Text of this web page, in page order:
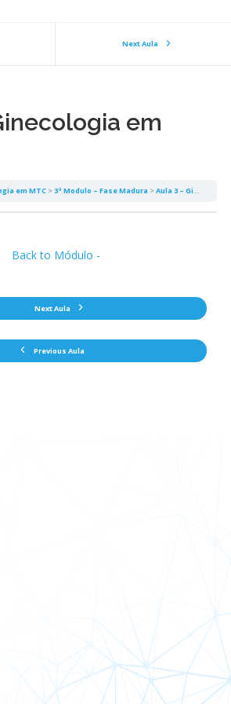
Next Aula
em
em MTC 3ª Modulo – Fase Madura Aula 3 – Ginecologia em MTC
Previous Aula
Back to Módulo -
Next Aula